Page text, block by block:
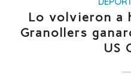
Lo volvieron a
Granollers
US